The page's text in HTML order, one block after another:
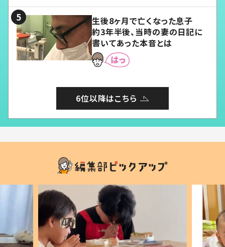
生後8ヶ月で亡くなった息子
約3年半後、当時の妻の日記に
書いてあった本音とは
6位以降はこちら